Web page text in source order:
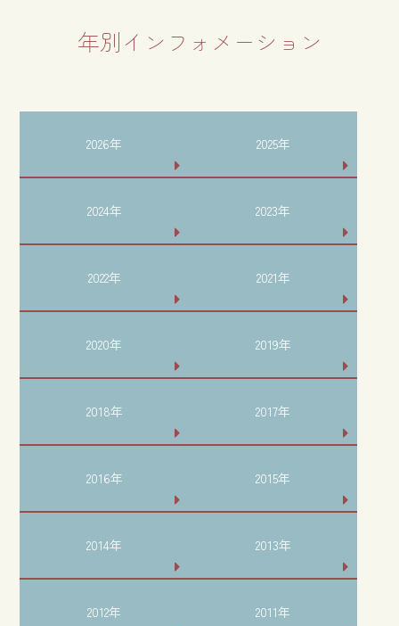
年別インフォメーション
2026年 2025年
2024年 2023年
2022年 2021年
2020年 2019年
2018年 2017年
2016年 2015年
2014年 2013年
2012年 2011年